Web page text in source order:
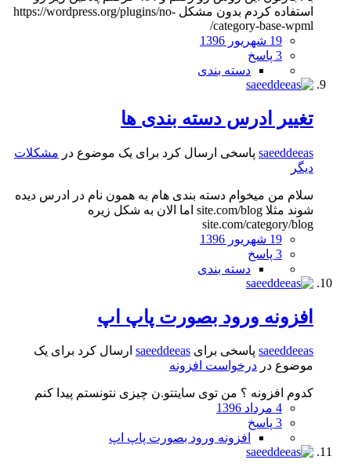
استفاده کردم بدون مشکل https://wordpress.org/plugins/no-
category-base-wpml/
19 شهریور 1396
3 پاسخ
دسته بندی
تغییر ادرس دسته بندی ها
saeeddeeas پاسخی ارسال کرد برای یک موضوع در مشکلات
دیگر
سلام من میخوام دسته بندی هام به همون نام در ادرس دیده
شوند مثلا site.com/blog اما الان به شکل زیره
site.com/category/blog
19 شهریور 1396
3 پاسخ
دسته بندی
افزونه ورود بصورت پاپ اپ
saeeddeeas پاسخی برای saeeddeeas ارسال کرد برای یک
موضوع در درخواست افزونه
کدوم افزونه ؟ من توی سایتتو.ن چیزی نتونستم پیدا کنم
4 مرداد 1396
3 پاسخ
افزونه ورود بصورت پاپ اپ